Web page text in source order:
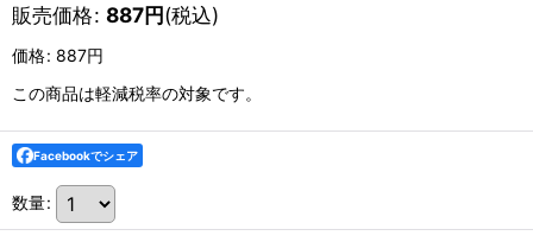
販売価格: 887円(税込)
価格: 887円
この商品は軽減税率の対象です。
Facebookでシェア
数量: